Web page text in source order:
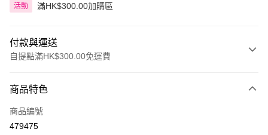
活動 滿HK$300.00加購區
付款與運送
自提點滿HK$300.00免運費
信用卡
Apple Pay
商品特色
商品編號
479475